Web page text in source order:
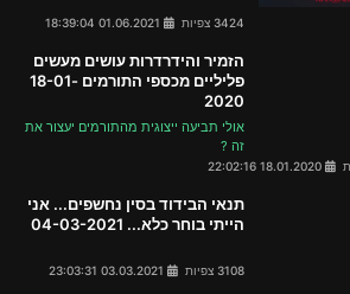
3424 צפיות
הזמיר והידרדרות עושים מעשים
פליליים מכספי התורמים 18-01-
2020
אולי תביעה ייצוגית מהתורמים יעצור את
זה ?
תנאי הבידוד בסין נחשפים... אני
הייתי בוחר כלא... 04-03-2021
3108 צפיות